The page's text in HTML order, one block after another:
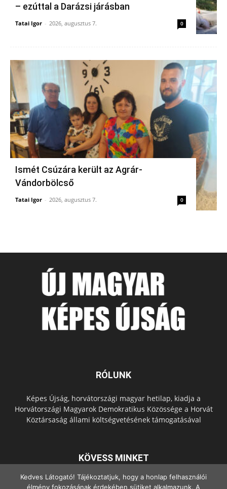
– ezúttal a Darázsi járásban
Tatai Igor - 2026, augusztus 7. 0
Ismét Csúzára került az Agrár-
Vándorbölcső
Tatai Igor - 2026, augusztus 7. 0
RÓLUNK
Képes Újság, horvátországi magyar hetilap, kiadja a
Horvátországi Magyarok Demokratikus Közössége a Horvát
Köztársaság állami költségvetésének támogatásával
KÖVESS MINKET
Kedves Látogató! Tájékoztatjuk, hogy a honlap felhasználói
élmény fokozásának érdekében sütiket alkalmazunk. A